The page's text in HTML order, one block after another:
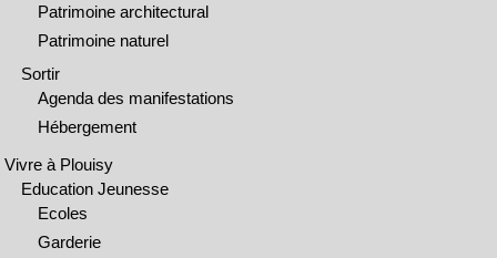
Patrimoine architectural
Patrimoine naturel
Sortir
Agenda des manifestations
Hébergement
Vivre à Plouisy
Education Jeunesse
Ecoles
Garderie